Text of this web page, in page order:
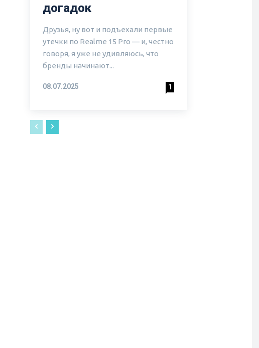
догадок
Друзья, ну вот и подъехали первые
утечки по Realme 15 Pro — и, честно
говоря, я уже не удивляюсь, что
бренды начинают...
08.07.2025 1